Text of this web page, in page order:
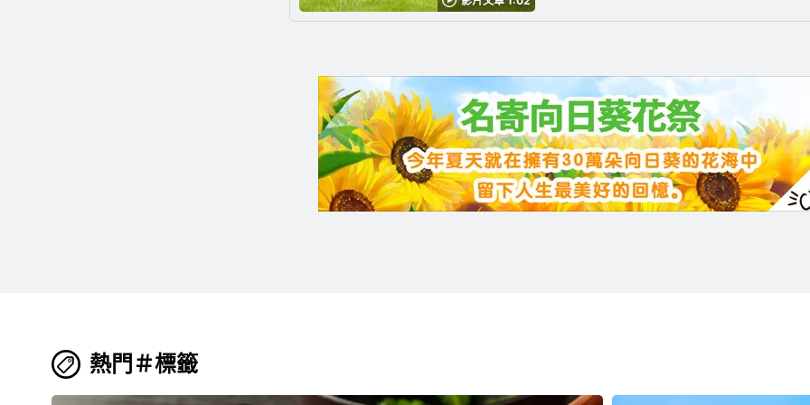
熱門＃標籤